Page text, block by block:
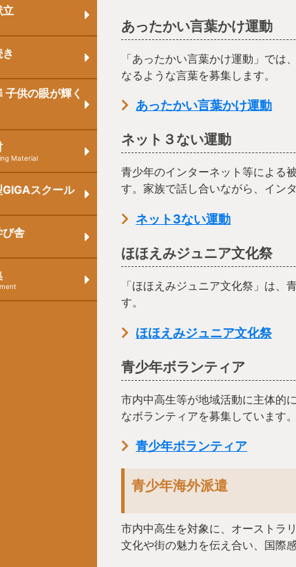
立
子供の眼が輝く
Material
スクール
び舎
あったかい言葉かけ運動
「あったかい言葉かけ運動」では
なるような言葉を募集します。
あったかい言葉かけ運動
ネット３ない運動
青少年のインターネット等による
す。家族で話し合いながら、イン
ネット3ない運動
ほほえみジュニア文化祭
「ほほえみジュニア文化祭」は
す。
ほほえみジュニア文化祭
青少年ボランティア
市内中高生等が地域活動に主体的
なボランティアを募集しています。
青少年ボランティア
青少年海外派遣
市内中高生を対象に、オーストラ
文化や街の魅力を伝え合い、国際